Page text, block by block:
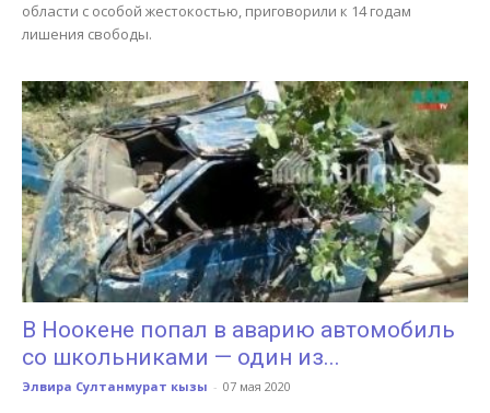
области с особой жестокостью, приговорили к 14 годам
лишения свободы.
В Ноокене попал в аварию автомобиль
со школьниками — один из...
Элвира Султанмурат кызы - 07 мая 2020